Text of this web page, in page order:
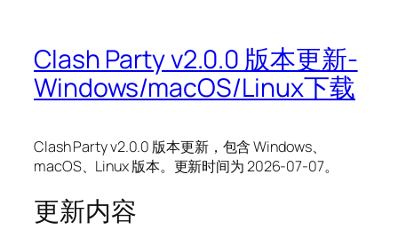
Clash Party v2.0.0 版本更新-
Windows/macOS/Linux下载
Clash Party v2.0.0 版本更新，包含 Windows、
macOS、Linux 版本。更新时间为 2026-07-07。
更新内容